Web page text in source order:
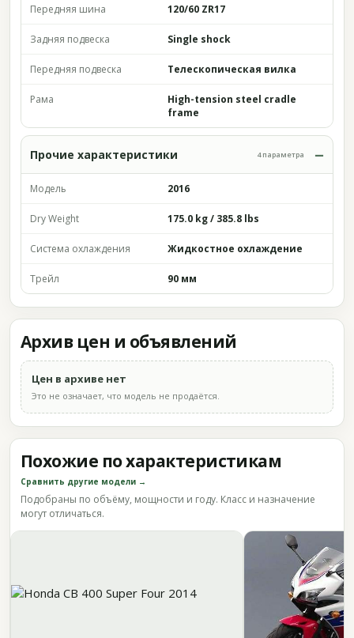
Передняя шина 120/60 ZR17
Задняя подвеска Single shock
Передняя подвеска Телескопическая вилка
Рама
High-tension steel cradle
frame
Прочие характеристики 4 параметра
Модель 2016
Dry Weight 175.0 kg / 385.8 lbs
Система охлаждения Жидкостное охлаждение
Трейл 90 мм
Архив цен и объявлений
Цен в архиве нет
Это не означает, что модель не продаётся.
Похожие по характеристикам
Сравнить другие модели →
Подобраны по объёму, мощности и году. Класс и назначение
могут отличаться.